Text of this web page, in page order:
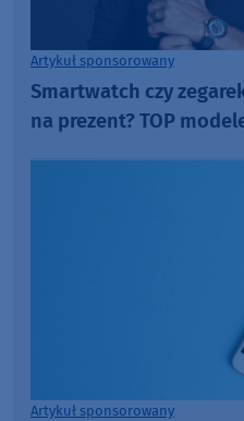
Artykuł sponsorowany
Smartwatch czy
na prezent? TOP
Artykuł sponsorowany